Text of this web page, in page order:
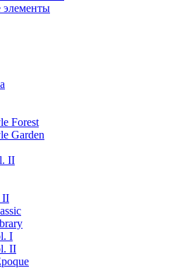
элементы
Forest
Garden
II
II
I
II